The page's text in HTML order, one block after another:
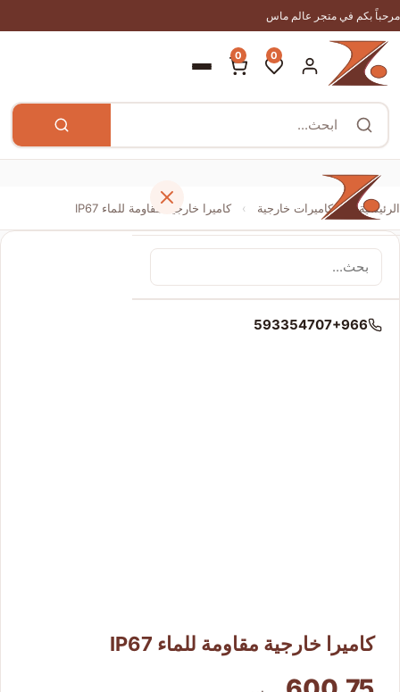
مرحباً بكم في متجر عالم ماس
0
0
الرئيسية
من نحن
593354707+966
الرئيسية › كاميرات خارجية › كاميرا خارجية مقاومة للماء IP67
كاميرا خارجية مقاومة للماء IP67